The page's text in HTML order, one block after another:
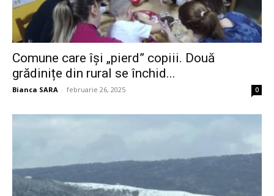
Comune care își „pierd” copiii. Două
grădinițe din rural se închid...
Bianca SARA - februarie 26, 2025 0